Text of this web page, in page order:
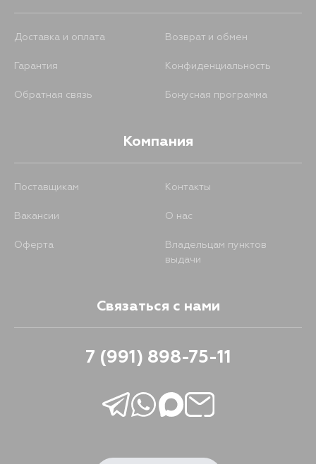
Доставка и оплата Возврат и обмен
Гарантия Конфиденциальность
Обратная связь Бонусная программа
Компания
Поставщикам Контакты
Вакансии О нас
Оферта
Владельцам пунктов
выдачи
Связаться с нами
7 (991) 898-75-11